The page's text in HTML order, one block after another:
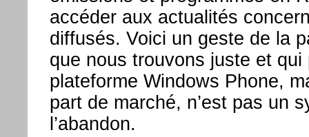
accéder aux actualités
diffusés. Voici un geste de la
que nous trouvons juste et qui
plateforme Windows Phone,
part de marché, n’est pas un
l’abandon.